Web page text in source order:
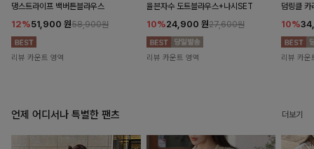
댕스트라이프 백버튼블라우스
12%51,900 원58,900원
리뷰 카운트 영역
율븐자수 도트블라우스+나시SET
10%24,900 원27,600원
리뷰 카운트 영역
덤링클 카
10%
리뷰 카운
언제 어디서나 특별한 팬츠 더보기